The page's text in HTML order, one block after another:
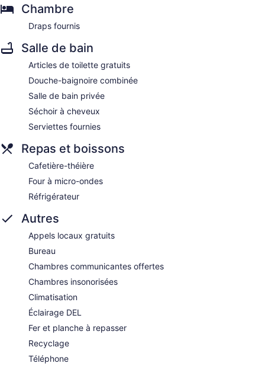
Chambre
Draps fournis
Salle de bain
Articles de toilette gratuits
Douche-baignoire combinée
Salle de bain privée
Séchoir à cheveux
Serviettes fournies
Repas et boissons
Cafetière-théière
Four à micro-ondes
Réfrigérateur
Autres
Appels locaux gratuits
Bureau
Chambres communicantes offertes
Chambres insonorisées
Climatisation
Éclairage DEL
Fer et planche à repasser
Recyclage
Téléphone